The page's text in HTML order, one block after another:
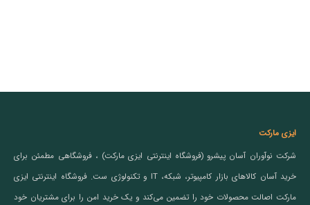
ایزی مارکت
شرکت نوآوران آسان پیشرو (فروشگاه اینترنتی ایزی مارکت) ، فروشگاهی مطمئن برای
خرید آسان کالاهای بازار کامپیوتر، شبکه، IT و تکنولوژی ست. فروشگاه اینترنتی ایزی
مارکت اصالت محصولات خود را تضمین می‌کند و یک خرید امن را برای مشتریان خود